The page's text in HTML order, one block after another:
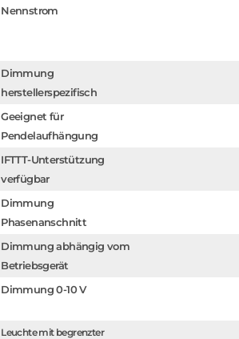
Nennstrom
Dimmung
herstellerspezifisch
Geeignet für
Pendelaufhängung
IFTTT-Unterstützung
verfügbar
Dimmung
Phasenanschnitt
Dimmung abhängig vom
Betriebsgerät
Dimmung 0-10 V
Leuchte mit begrenzter